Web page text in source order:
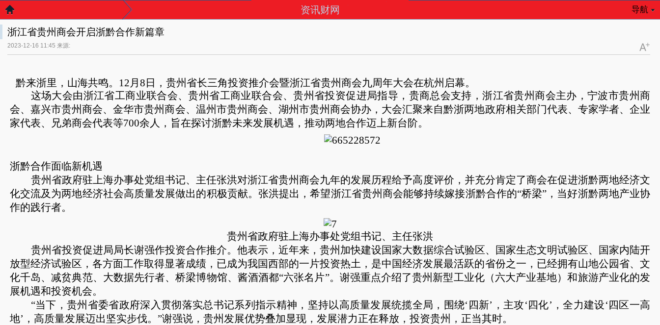
资讯财网 导航
浙江省贵州商会开启浙黔合作新篇章
2023-12-16 11:45 来源:
黔来浙里，山海共鸣。 12 月 8 日，贵州省长三角投资推介会暨浙江省贵州商会九周年大会在杭州启幕。
这场大会由浙江省工商业联合会、贵州省工商业联合会、贵州省投资促进局指导，贵商总会支持，浙江省贵州商会主办，宁波市贵州商
会、嘉兴市贵州商会、金华市贵州商会、温州市贵州商会、湖州市贵州商会协办，大会汇聚来自黔浙两地政府相关部门代表、专家学者、企业
家代表、兄弟商会代表等700余人，旨在探讨浙黔未来发展机遇，推动两地合作迈上新台阶。
浙黔合作面临新机遇
贵州省政府驻上海办事处党组书记、主任张洪对浙江省贵州商会九年的发展历程给予高度评价，并充分肯定了商会在促进浙黔两地经济文
化交流及为两地经济社会高质量发展做出的积极贡献。张洪提出，希望浙江省贵州商会能够持续嫁接浙黔合作的“桥梁”，当好浙黔两地产业协
作的践行者。
贵州省政府驻上海办事处党组书记、主任张洪
贵州省投资促进局局长谢强作投资合作推介。他表示，近年来，贵州加快建设国家大数据综合试验区、国家生态文明试验区、国家内陆开
放型经济试验区，各方面工作取得显著成绩，已成为我国西部的一片投资热土，是中国经济发展最活跃的省份之一，已经拥有山地公园省、文
化千岛、减贫典范、大数据先行者、桥梁博物馆、酱酒酒都“六张名片”。谢强重点介绍了贵州新型工业化（六大产业基地）和旅游产业化的发
展机遇和投资机会。
“当下，贵州省委省政府深入贯彻落实总书记系列指示精神，坚持以高质量发展统揽全局，围绕‘四新’，主攻‘四化’，全力建设‘四区一高
地’，高质量发展迈出坚实步伐。”谢强说，贵州发展优势叠加显现，发展潜力正在释放，投资贵州，正当其时。